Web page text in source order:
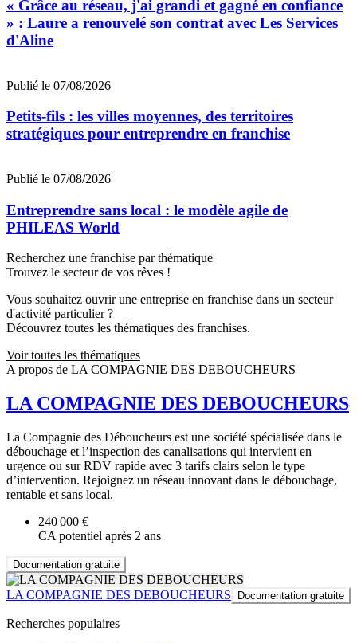
« Grâce au réseau, j'ai grandi et gagné en confiance
» : Laure a renouvelé son contrat avec Les Services
d'Aline
Publié le 07/08/2026
Petits-fils : les villes moyennes, des territoires
stratégiques pour entreprendre en franchise
Publié le 07/08/2026
Entreprendre sans local : le modèle agile de
PHILEAS World
Recherchez une franchise par thématique
Trouvez le secteur de vos rêves !
Vous souhaitez ouvrir une entreprise en franchise dans un secteur
d'activité particulier ?
Découvrez toutes les thématiques des franchises.
Voir toutes les thématiques
A propos de LA COMPAGNIE DES DEBOUCHEURS
LA COMPAGNIE DES DEBOUCHEURS
La Compagnie des Déboucheurs est une société spécialisée dans le
débouchage et l’inspection des canalisations qui intervient en
urgence ou sur RDV rapide avec 3 tarifs clairs selon le type
d’intervention. Rejoignez un réseau innovant dans le débouchage,
rentable et sans local.
240 000 €
CA potentiel après 2 ans
Documentation gratuite
LA COMPAGNIE DES DEBOUCHEURS Documentation gratuite
Recherches populaires